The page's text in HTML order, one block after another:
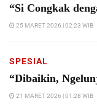
“Si Congkak
25 MARET 2026 | 02:23 WIB
SPESIAL
“Dibaikin,
21 MARET 2026 | 01:28 WIB